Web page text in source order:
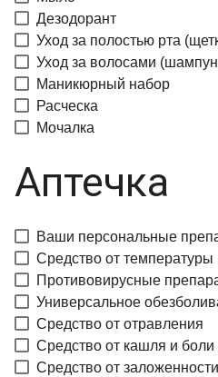
Дезодорант
Уход за полостью рта
Уход за волосами
Маникюрный набор
Расческа
Мочалка
Аптечка
Ваши персональные
Средство от температуры
Противовирусные
Универсальное
Средство от отравления
Средство от кашля и боли
Средство от